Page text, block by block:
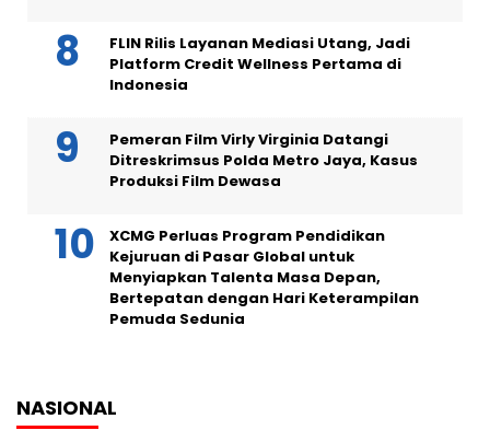
FLIN Rilis Layanan Mediasi Utang, Jadi
Platform Credit Wellness Pertama di
Indonesia
Pemeran Film Virly Virginia Datangi
Ditreskrimsus Polda Metro Jaya, Kasus
Produksi Film Dewasa
XCMG Perluas Program Pendidikan
Kejuruan di Pasar Global untuk
Menyiapkan Talenta Masa Depan,
Bertepatan dengan Hari Keterampilan
Pemuda Sedunia
NASIONAL